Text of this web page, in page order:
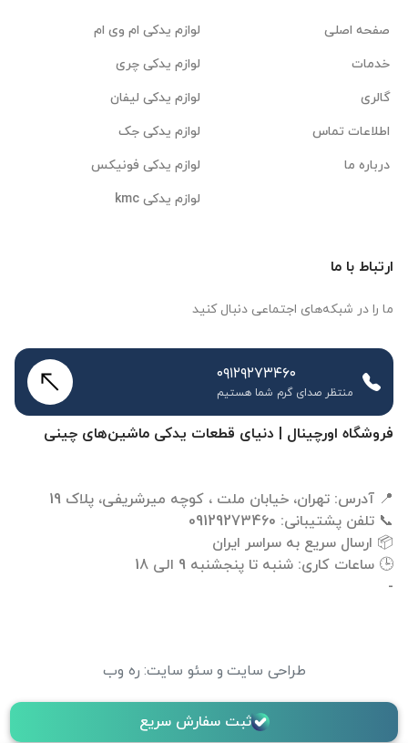
ثبت سفارش سریع
فروشگاه اورچینال | دنیای قطعات یدکی ماشین‌های چینی
-
صفحه اصلی
خدمات
گالری
اطلاعات تماس
درباره ما
لوازم یدکی ام وی ام
لوازم یدکی چری
لوازم یدکی لیفان
لوازم یدکی جک
لوازم یدکی فونیکس
لوازم یدکی kmc
ارتباط با ما
ما را در شبکه‌های اجتماعی دنبال کنید
۰۹۱۲۹۲۷۳۴۶۰
منتظر صدای گرم شما هستیم
طراحی سایت و سئو سایت: ره وب